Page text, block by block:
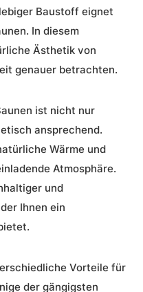
Baustoff eignet
In diesem
Ästhetik von
genauer betrachten.
ist nicht nur
ansprechend.
Wärme und
Atmosphäre.
und
Ihnen ein
Vorteile für
der gängigsten